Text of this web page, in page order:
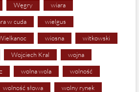
Węgry wiara
w cuda wielgus
wiosna witkowski
Wojciech Kral wojna
wolna wola wolność
wolność słowa wolny rynek